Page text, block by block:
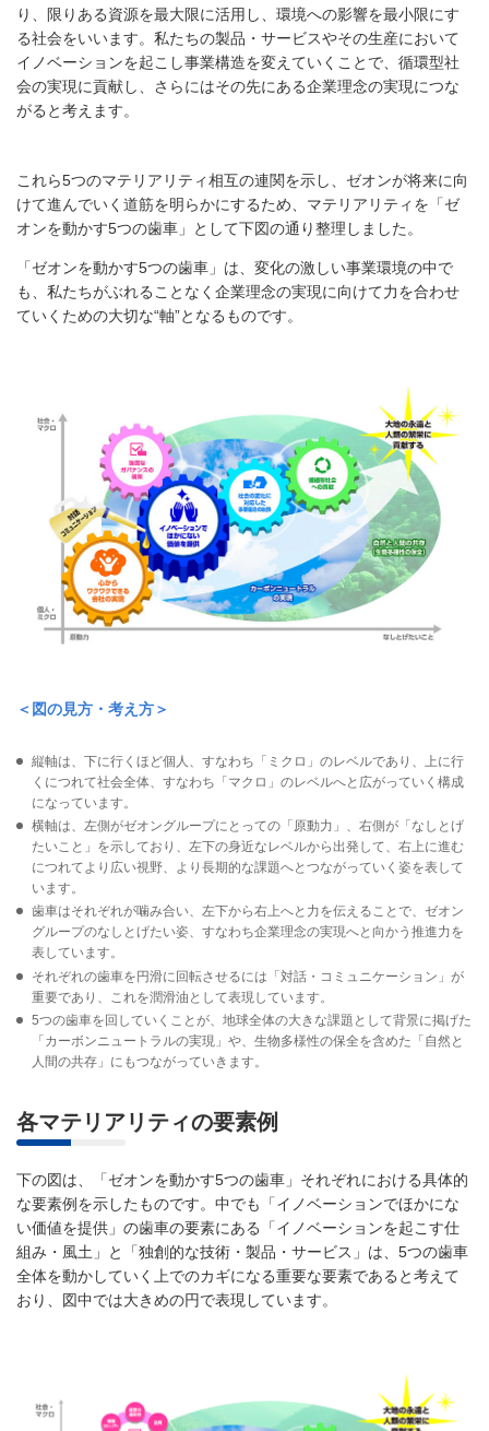
り、限りある資源を最大限に活用し、環境への影響を最小限にす
る社会をいいます。私たちの製品・サービスやその生産において
イノベーションを起こし事業構造を変えていくことで、循環型社
会の実現に貢献し、さらにはその先にある企業理念の実現につな
がると考えます。
これら5つのマテリアリティ相互の連関を示し、ゼオンが将来に向
けて進んでいく道筋を明らかにするため、マテリアリティを「ゼ
オンを動かす5つの歯車」として下図の通り整理しました。
「ゼオンを動かす5つの歯車」は、変化の激しい事業環境の中で
も、私たちがぶれることなく企業理念の実現に向けて力を合わせ
ていくための大切な“軸”となるものです。
＜図の見方・考え方＞
縦軸は、下に行くほど個人、すなわち「ミクロ」のレベルであり、上に行
くにつれて社会全体、すなわち「マクロ」のレベルへと広がっていく構成
になっています。
横軸は、左側がゼオングループにとっての「原動力」、右側が「なしとげ
たいこと」を示しており、左下の身近なレベルから出発して、右上に進む
につれてより広い視野、より長期的な課題へとつながっていく姿を表して
います。
歯車はそれぞれが噛み合い、左下から右上へと力を伝えることで、ゼオン
グループのなしとげたい姿、すなわち企業理念の実現へと向かう推進力を
表しています。
それぞれの歯車を円滑に回転させるには「対話・コミュニケーション」が
重要であり、これを潤滑油として表現しています。
5つの歯車を回していくことが、地球全体の大きな課題として背景に掲げた
「カーボンニュートラルの実現」や、生物多様性の保全を含めた「自然と
人間の共存」にもつながっていきます。
各マテリアリティの要素例
下の図は、「ゼオンを動かす5つの歯車」それぞれにおける具体的
な要素例を示したものです。中でも「イノベーションでほかにな
い価値を提供」の歯車の要素にある「イノベーションを起こす仕
組み・風土」と「独創的な技術・製品・サービス」は、5つの歯車
全体を動かしていく上でのカギになる重要な要素であると考えて
おり、図中では大きめの円で表現しています。